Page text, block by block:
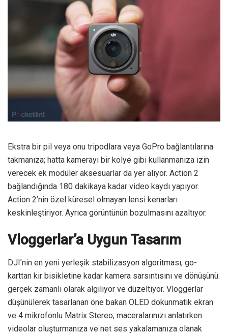
Ekstra bir pil veya onu tripodlara veya GoPro bağlantılarına
takmanıza; hatta kamerayı bir kolye gibi kullanmanıza izin
verecek ek modüler aksesuarlar da yer alıyor. Action 2
bağlandığında 180 dakikaya kadar video kaydı yapıyor.
Action 2’nin özel küresel olmayan lensi kenarları
keskinleştiriyor. Ayrıca görüntünün bozulmasını azaltıyor.
Vloggerlar’a Uygun Tasarım
DJI’nin en yeni yerleşik stabilizasyon algoritması, go-
karttan kir bisikletine kadar kamera sarsıntısını ve dönüşünü
gerçek zamanlı olarak algılıyor ve düzeltiyor. Vloggerlar
düşünülerek tasarlanan öne bakan OLED dokunmatik ekran
ve 4 mikrofonlu Matrix Stereo; maceralarınızı anlatırken
videolar oluşturmanıza ve net ses yakalamanıza olanak